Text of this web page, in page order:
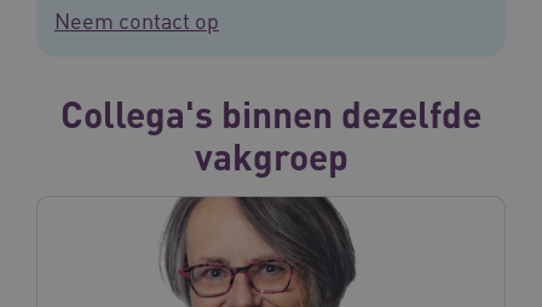
Neem contact op
Collega's binnen dezelfde
vakgroep